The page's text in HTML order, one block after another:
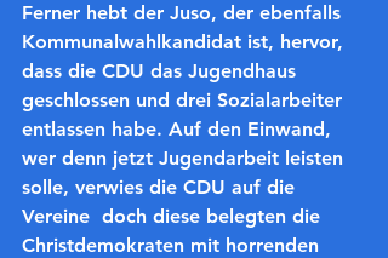
Ferner hebt der Juso, der ebenfalls
Kommunalwahlkandidat ist, hervor,
dass die CDU das Jugendhaus
geschlossen und drei Sozialarbeiter
entlassen habe. Auf den Einwand,
wer denn jetzt Jugendarbeit leisten
solle, verwies die CDU auf die
Vereine  doch diese belegten die
Christdemokraten mit horrenden